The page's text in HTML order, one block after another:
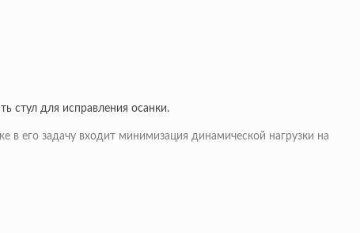
стул для исправления осанки.
в его задачу входит минимизация динамической нагрузки на